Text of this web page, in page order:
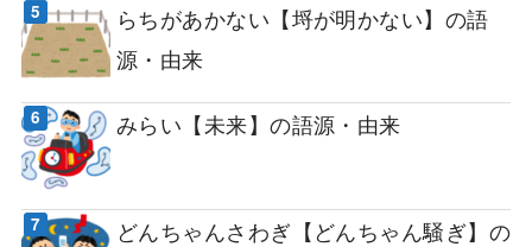
らちがあかない【埒が明かない】の語
源・由来
みらい【未来】の語源・由来
どんちゃんさわぎ【どんちゃん騒ぎ】の